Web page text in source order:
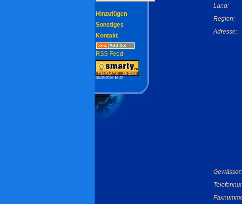
Land:
Region:
Adresse:
Gewässer:
Hinzufügen
Sonstiges
Kontakt
RSS Feed
06.08.2026 16:45